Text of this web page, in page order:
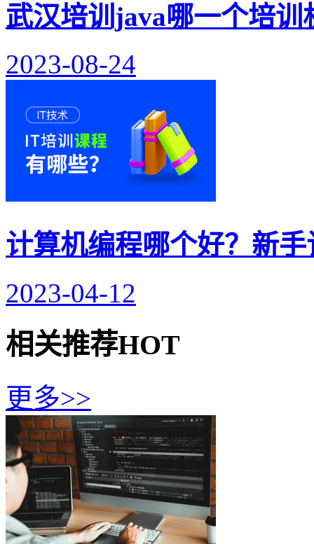
武汉培训java哪一个培训
2023-08-24
计算机编程哪个好？新
2023-04-12
相关推荐HOT
更多>>